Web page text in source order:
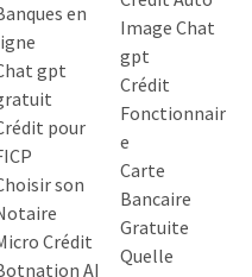
en
gpt
pour
son
Crédit
AI
Image Chat
gpt
Crédit
Fonctionnair
e
Carte
Bancaire
Gratuite
Quelle